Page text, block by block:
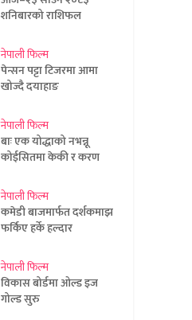
शनिबारको राशिफल
नेपाली फिल्म
पेन्सन पट्टा टिजरमा आमा
खोज्दै दयाहाङ
नेपाली फिल्म
बाः एक योद्धाको नभन्नू
कोईसितमा केकी र करण
नेपाली फिल्म
कमेडी बाजमार्फत दर्शकमाझ
फर्किए हर्के हल्दार
नेपाली फिल्म
विकास बोर्डमा ओल्ड इज
गोल्ड सुरु